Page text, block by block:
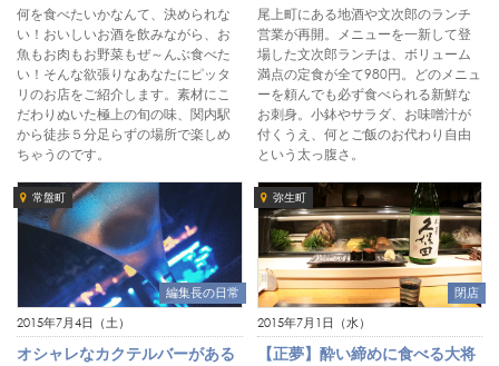
何を食べたいかなんて、決められな
い！おいしいお酒を飲みながら、お
魚もお肉もお野菜もぜ～んぶ食べた
い！そんな欲張りなあなたにピッタ
リのお店をご紹介します。素材にこ
だわりぬいた極上の旬の味、関内駅
から徒歩５分足らずの場所で楽しめ
ちゃうのです。
尾上町にある地酒や文次郎のランチ
営業が再開。メニューを一新して登
場した文次郎ランチは、ボリューム
満点の定食が全て980円。どのメニュ
ーを頼んでも必ず食べられる新鮮な
お刺身。小鉢やサラダ、お味噌汁が
付くうえ、何とご飯のお代わり自由
という太っ腹さ。
常盤町
編集長の日常
2015年7月4日（土）
オシャレなカクテルバーがある
弥生町
閉店
2015年7月1日（水）
【正夢】酔い締めに食べる大将